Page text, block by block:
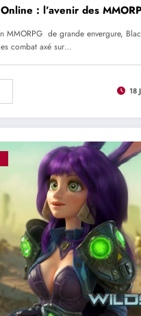
: l’avenir des
MMORPG de grande envergure,
combat axé sur…
18